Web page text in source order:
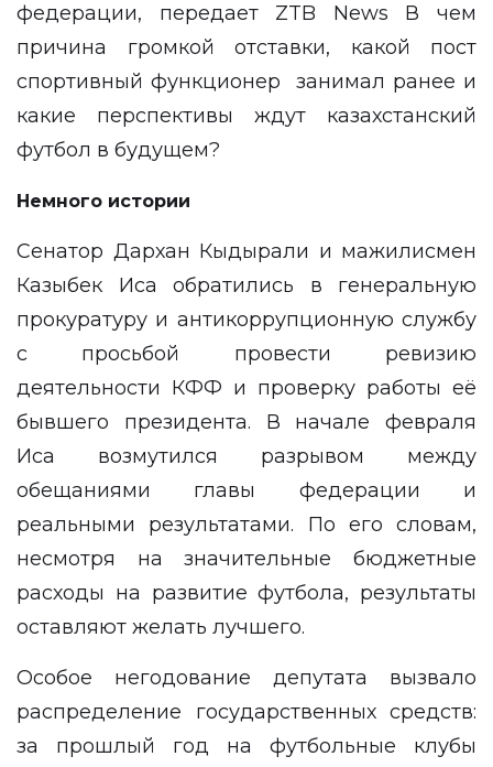
федерации, передает ZTB News В чем
причина громкой отставки, какой пост
спортивный функционер занимал ранее и
какие перспективы ждут казахстанский
футбол в будущем?
Немного истории
Сенатор Дархан Кыдырали и мажилисмен
Казыбек Иса обратились в генеральную
прокуратуру и антикоррупционную службу
с просьбой провести ревизию
деятельности КФФ и проверку работы её
бывшего президента. В начале февраля
Иса возмутился разрывом между
обещаниями главы федерации и
реальными результатами. По его словам,
несмотря на значительные бюджетные
расходы на развитие футбола, результаты
оставляют желать лучшего.
Особое негодование депутата вызвало
распределение государственных средств:
за прошлый год на футбольные клубы